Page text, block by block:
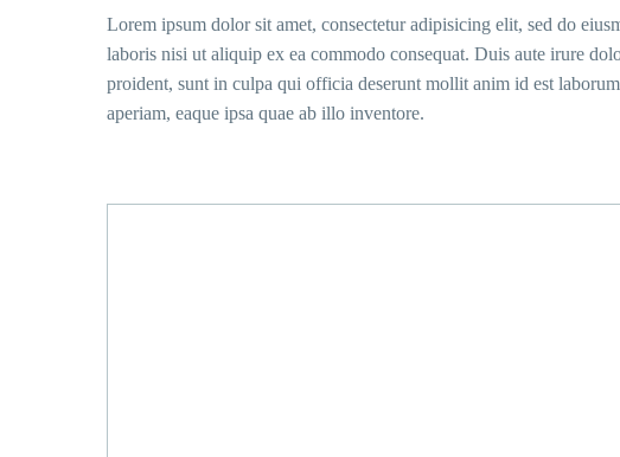
Lorem ipsum dolor sit amet, consectetur adipisicing elit, sed do
laboris nisi ut aliquip ex ea commodo consequat. Duis aute irure
proident, sunt in culpa qui officia deserunt mollit anim id est
aperiam, eaque ipsa quae ab illo inventore.